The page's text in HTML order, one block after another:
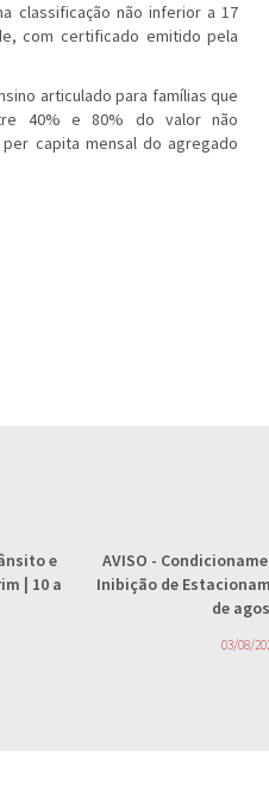
classificação não inferior a 17
com certificado emitido pela
articulado para famílias que
40% e 80% do valor não
capita mensal do agregado
e
| 10 a
AVISO -
Inibição de
de
03/08/